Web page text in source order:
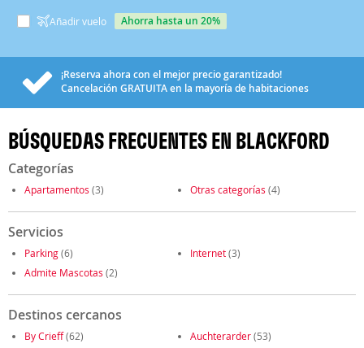
Añadir vuelo ahorra hasta un 20%
¡Reserva ahora con el mejor precio garantizado!
Cancelación GRATUITAen la mayoría de habitaciones
BÚSQUEDAS FRECUENTES EN BLACKFORD
Categorías
Apartamentos (3) Otras categorías (4)
Servicios
Parking(6) Internet(3)
Admite Mascotas (2)
Destinos cercanos
By Crieff(62) Auchterarder(53)